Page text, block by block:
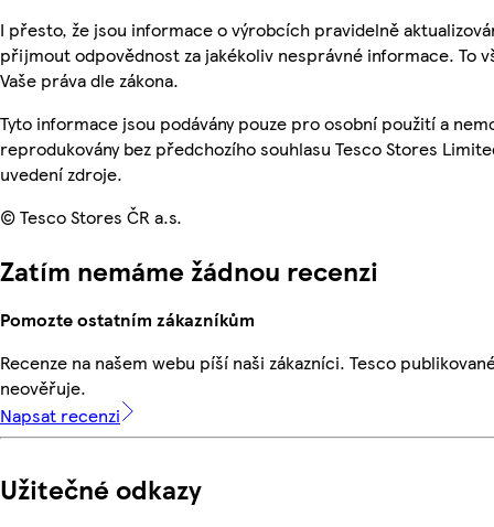
I přesto, že jsou informace o výrobcích pravidelně
přijmout odpovědnost za jakékoliv nesprávné informace. To
Vaše práva dle zákona.
Tyto informace jsou podávány pouze pro osobní použití a
reprodukovány bez předchozího souhlasu Tesco Stores
uvedení zdroje.
© Tesco Stores ČR a.s.
Zatím nemáme žádnou recenzi
Pomozte ostatním zákazníkům
Recenze na našem webu píší naši zákazníci. Tesco
neověřuje.
Napsat recenzi
Užitečné odkazy